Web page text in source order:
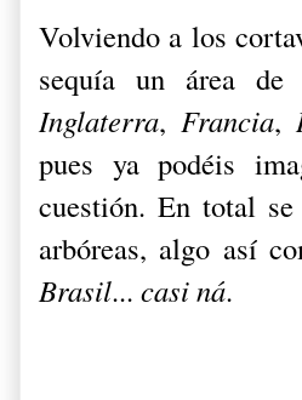
Volviendo a los
sequía un área
Inglaterra, Francia,
pues ya podéis
cuestión. En total
arbóreas, algo así
Brasil... casi ná.